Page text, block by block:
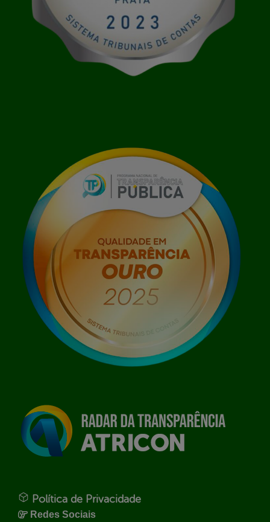
Política de Privacidade
Redes Sociais